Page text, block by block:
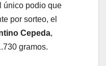
único podio que
por sorteo, el
Cepeda,
gramos.